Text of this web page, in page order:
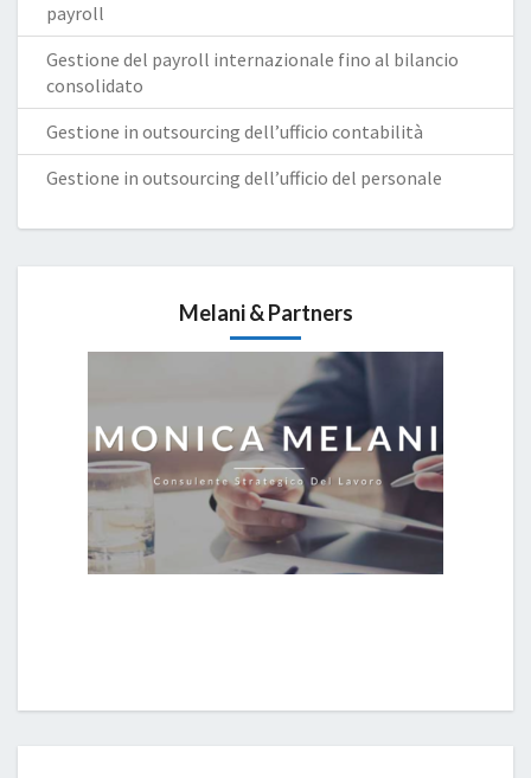
payroll
Gestione del payroll internazionale fino al bilancio
consolidato
Gestione in outsourcing dell’ufficio contabilità
Gestione in outsourcing dell’ufficio del personale
Melani & Partners